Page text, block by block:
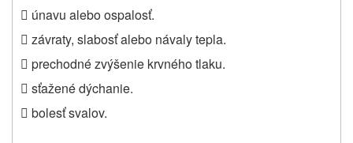
 únavu alebo ospalosť.
 závraty, slabosť alebo návaly tepla.
 prechodné zvýšenie krvného tlaku.
 sťažené dýchanie.
 bolesť svalov.